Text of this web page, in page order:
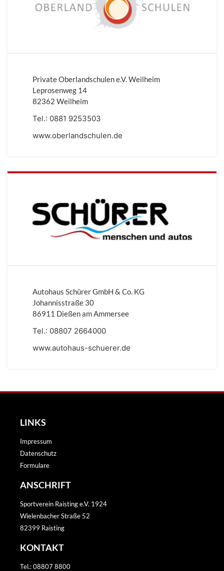
Private Oberlandschulen e.V. Weilheim
Leprosenweg 14
82362 Weilheim
Tel.: 0881 9253503
www.oberlandschulen.de
Autohaus Schürer GmbH & Co. KG
Johannisstraße 30
86911 Dießen am Ammersee
Tel.: 08807 2664000
www.autohaus-schuerer.de
LINKS
Impressum
Datenschutz
Formulare
ANSCHRIFT
Sportverein Raisting e.V. 1924
Wielenbacher Straße 52
82399 Raisting
KONTAKT
Tel.: 08807 8800